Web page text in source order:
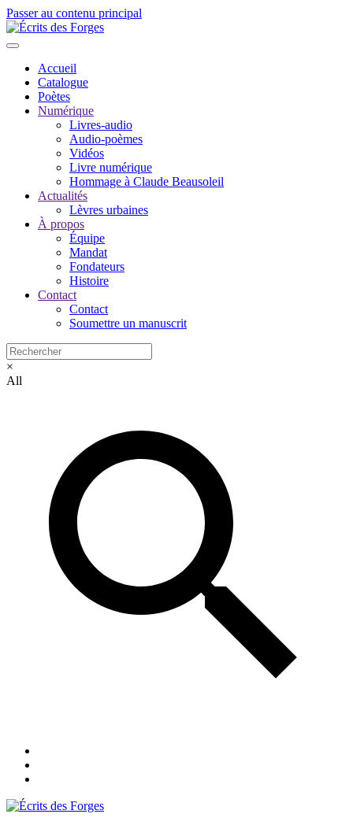
Passer au contenu principal
Accueil
Catalogue
Poètes
Numérique
Livres-audio
Audio-poèmes
Vidéos
Livre numérique
Hommage à Claude Beausoleil
Actualités
Lèvres urbaines
À propos
Équipe
Mandat
Fondateurs
Histoire
Contact
Contact
Soumettre un manuscrit
×
All